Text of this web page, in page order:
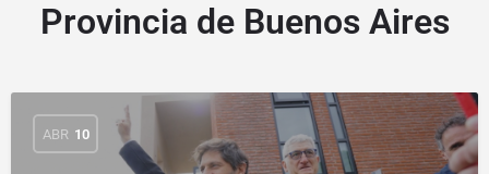
Provincia de Buenos Aires
ABR 10